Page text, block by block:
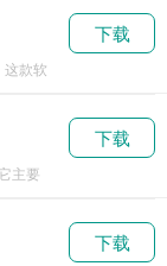
款软
下载
主要
下载
下载